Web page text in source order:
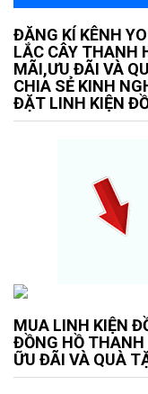
ĐĂNG KÍ KÊNH
LẮC CÂY THANH
MÃI,ƯU ĐÃI VÀ
CHIA SẺ KINH
ĐẶT LINH KIỆN
MUA LINH KIỆN
ĐỒNG HỒ THANH
ỮU ĐÃI VÀ QUÀ